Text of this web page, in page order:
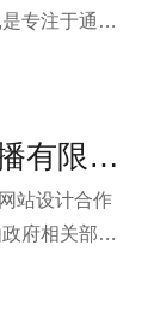
专注于通
机械零部件
正的竞争本公司与上海山姆文化传播有限公司签约网站设计合作协议
站设计合作
府相关部门
业单位提供